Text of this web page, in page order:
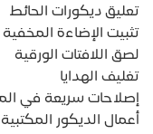
تعليق ديكورات الحائط
تثبيت الإضاءة المخفية
لصق اللافتات الورقية
تغليف الهدايا
إصلاحات سريعة في
أعمال الديكور المكتبية